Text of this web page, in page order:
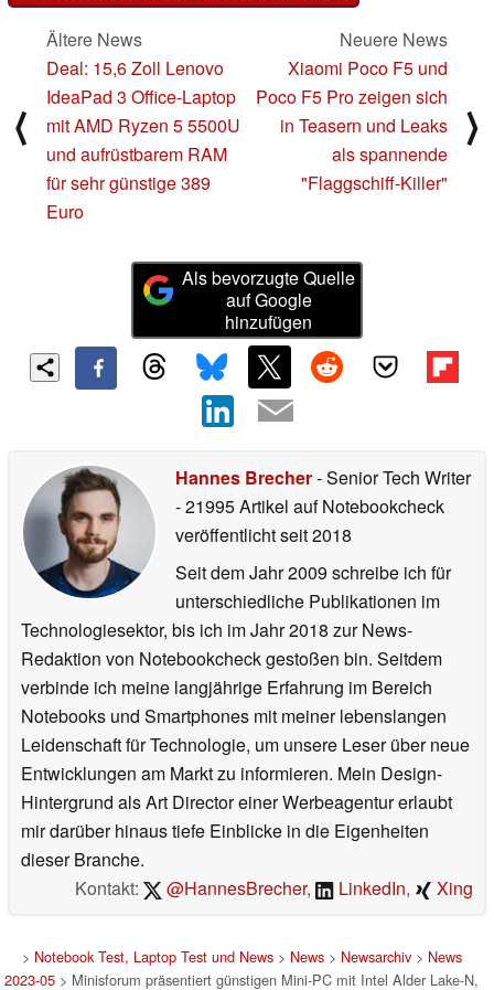
⟨
Ältere News
Deal: 15,6 Zoll Lenovo
IdeaPad 3 Office-Laptop
mit AMD Ryzen 5 5500U
und aufrüstbarem RAM
für sehr günstige 389
Euro
Neuere News
Xiaomi Poco F5 und
Poco F5 Pro zeigen sich
in Teasern und Leaks
als spannende
"Flaggschiff-Killer"
⟩
Als bevorzugte Quelle
auf Google
hinzufügen
Hannes Brecher- Senior Tech Writer
- 21995 Artikel auf Notebookcheck
veröffentlichtseit 2018
Seit dem Jahr 2009 schreibe ich für
unterschiedliche Publikationen im
Technologiesektor, bis ich im Jahr 2018 zur News-
Redaktion von Notebookcheck gestoßen bin. Seitdem
verbinde ich meine langjährige Erfahrung im Bereich
Notebooks und Smartphones mit meiner lebenslangen
Leidenschaft für Technologie, um unsere Leser über neue
Entwicklungen am Markt zu informieren. Mein Design-
Hintergrund als Art Director einer Werbeagentur erlaubt
mir darüber hinaus tiefe Einblicke in die Eigenheiten
dieser Branche.
Kontakt:
@HannesBrecher, LinkedIn, Xing
> Notebook Test, Laptop Test und News> News> Newsarchiv> News
2023-05 > Minisforum präsentiert günstigen Mini-PC mit Intel Alder Lake-N,